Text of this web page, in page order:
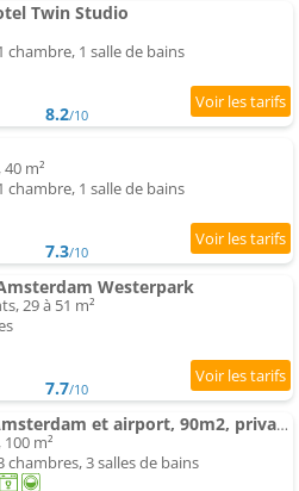
Twin Studio
chambre, 1 salle de bains
8.2/10
m²
chambre, 1 salle de bains
7.3/10
Westerpark
29 à 51 m²
7.7/10
proche de Amsterdam et airport, 90m2, privacy!
m²
chambres, 3 salles de bains